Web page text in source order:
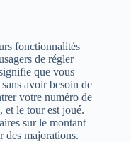
fonctionnalités
de régler
que vous
avoir besoin de
votre numéro de
et le tour est joué.
sur le montant
des majorations.